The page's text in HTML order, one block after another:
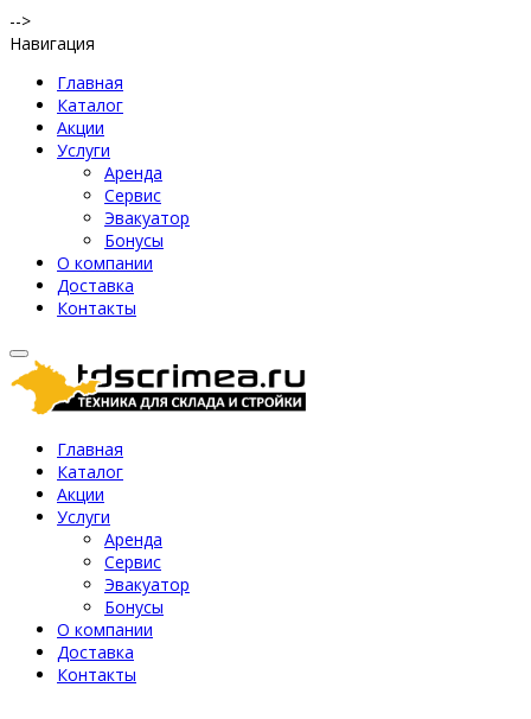
-->
Навигация
Главная
Каталог
Акции
Услуги
Аренда
Сервис
Эвакуатор
Бонусы
О компании
Доставка
Контакты
Главная
Каталог
Акции
Услуги
Аренда
Сервис
Эвакуатор
Бонусы
О компании
Доставка
Контакты